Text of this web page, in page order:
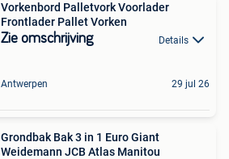
Vorkenbord Palletvork Voorlader
Frontlader Pallet Vorken
Zie omschrijving Details
Antwerpen 29 jul 26
Grondbak Bak 3 in 1 Euro Giant
Weidemann JCB Atlas Manitou